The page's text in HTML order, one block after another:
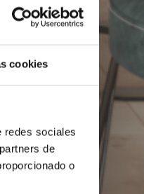
cookies
redes sociales
de
o